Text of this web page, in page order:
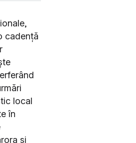
cadență
local
în
și